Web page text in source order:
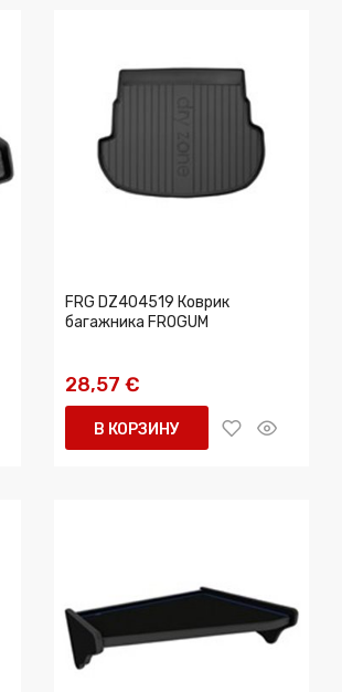
FRG DZ404519 Коврик
багажника FROGUM
28,57 €
В КОРЗИНУ